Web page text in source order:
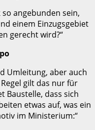
so angebunden sein,
einem Einzugsgebiet
gerecht wird?“
Umleitung, aber auch
gilt das nur für
Baustelle, dass sich
etwas auf, was ein
im Ministerium:“